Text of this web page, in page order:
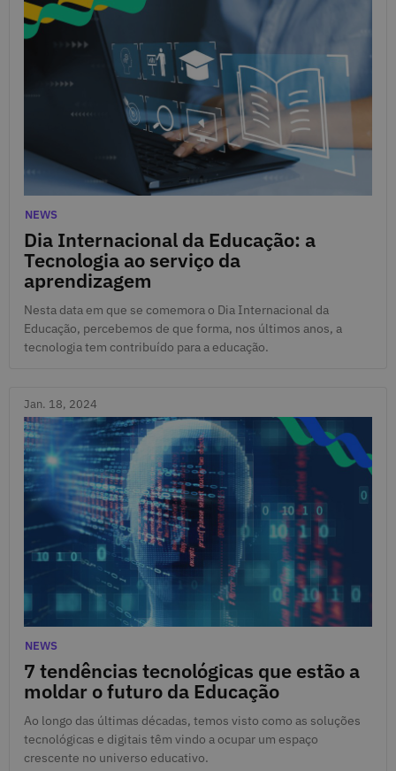
Dia Internacional da Educação: a
Tecnologia ao serviço da
aprendizagem
Jan. 24, 2024
Categories
NEWS
Nesta data em que se comemora o Dia Internacional da
Educação, percebemos de que forma, nos últimos anos, a
tecnologia tem contribuído para a educação.
Jan. 18, 2024
7 tendências tecnológicas que estão a
moldar o futuro da Educação
Jan. 18, 2024
Categories
NEWS
Ao longo das últimas décadas, temos visto como as soluções
tecnológicas e digitais têm vindo a ocupar um espaço
crescente no universo educativo.